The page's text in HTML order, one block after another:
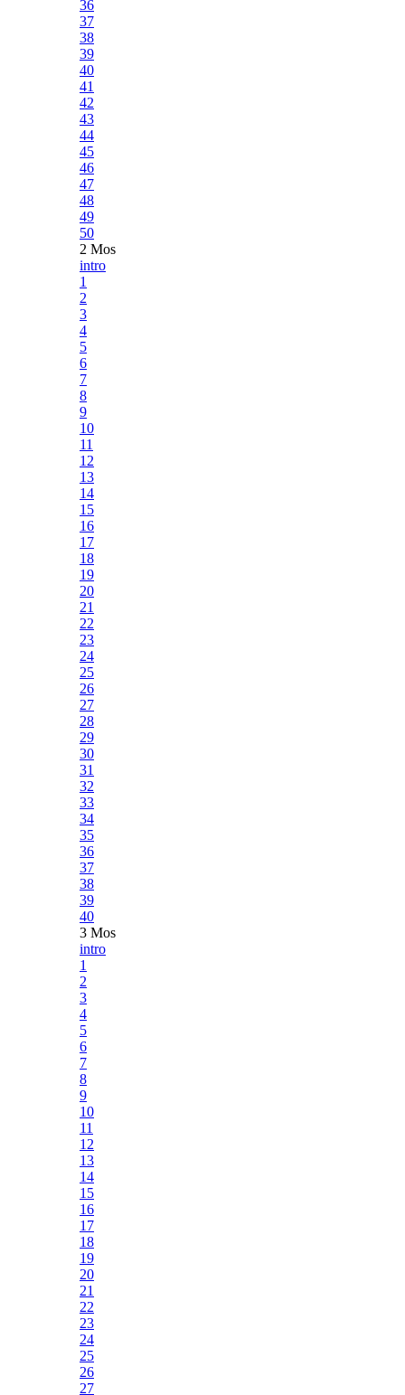
36
37
38
39
40
41
42
43
44
45
46
47
48
49
50
2 Mos
intro
1
2
3
4
5
6
7
8
9
10
11
12
13
14
15
16
17
18
19
20
21
22
23
24
25
26
27
28
29
30
31
32
33
34
35
36
37
38
39
40
3 Mos
intro
1
2
3
4
5
6
7
8
9
10
11
12
13
14
15
16
17
18
19
20
21
22
23
24
25
26
27